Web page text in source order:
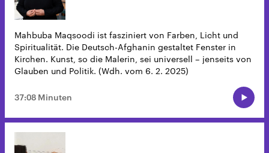
Mahbuba Maqsoodi ist fasziniert von Farben, Licht und
Spiritualität. Die Deutsch-Afghanin gestaltet Fenster in
Kirchen. Kunst, so die Malerin, sei universell – jenseits von
Glauben und Politik. (Wdh. vom 6. 2. 2025)
37:08 Minuten